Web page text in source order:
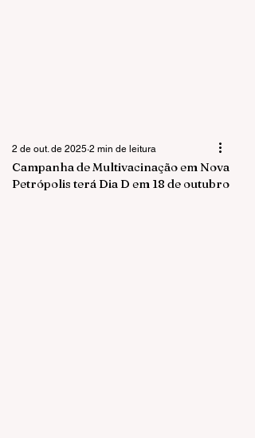
Campanha de Multivacinação em Nova
Petrópolis terá Dia D em 18 de outubro
2 de out. de 2025 2 min de leitura